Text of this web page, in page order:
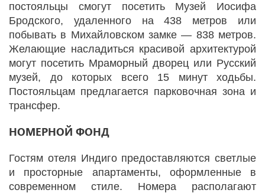
постояльцы смогут посетить Музей Иосифа
Бродского, удаленного на 438 метров или
побывать в Михайловском замке — 838 метров.
Желающие насладиться красивой архитектурой
могут посетить Мраморный дворец или Русский
музей, до которых всего 15 минут ходьбы.
Постояльцам предлагается парковочная зона и
трансфер.
НОМЕРНОЙ ФОНД
Гостям отеля Индиго предоставляются светлые
и просторные апартаменты, оформленные в
современном стиле. Номера располагают